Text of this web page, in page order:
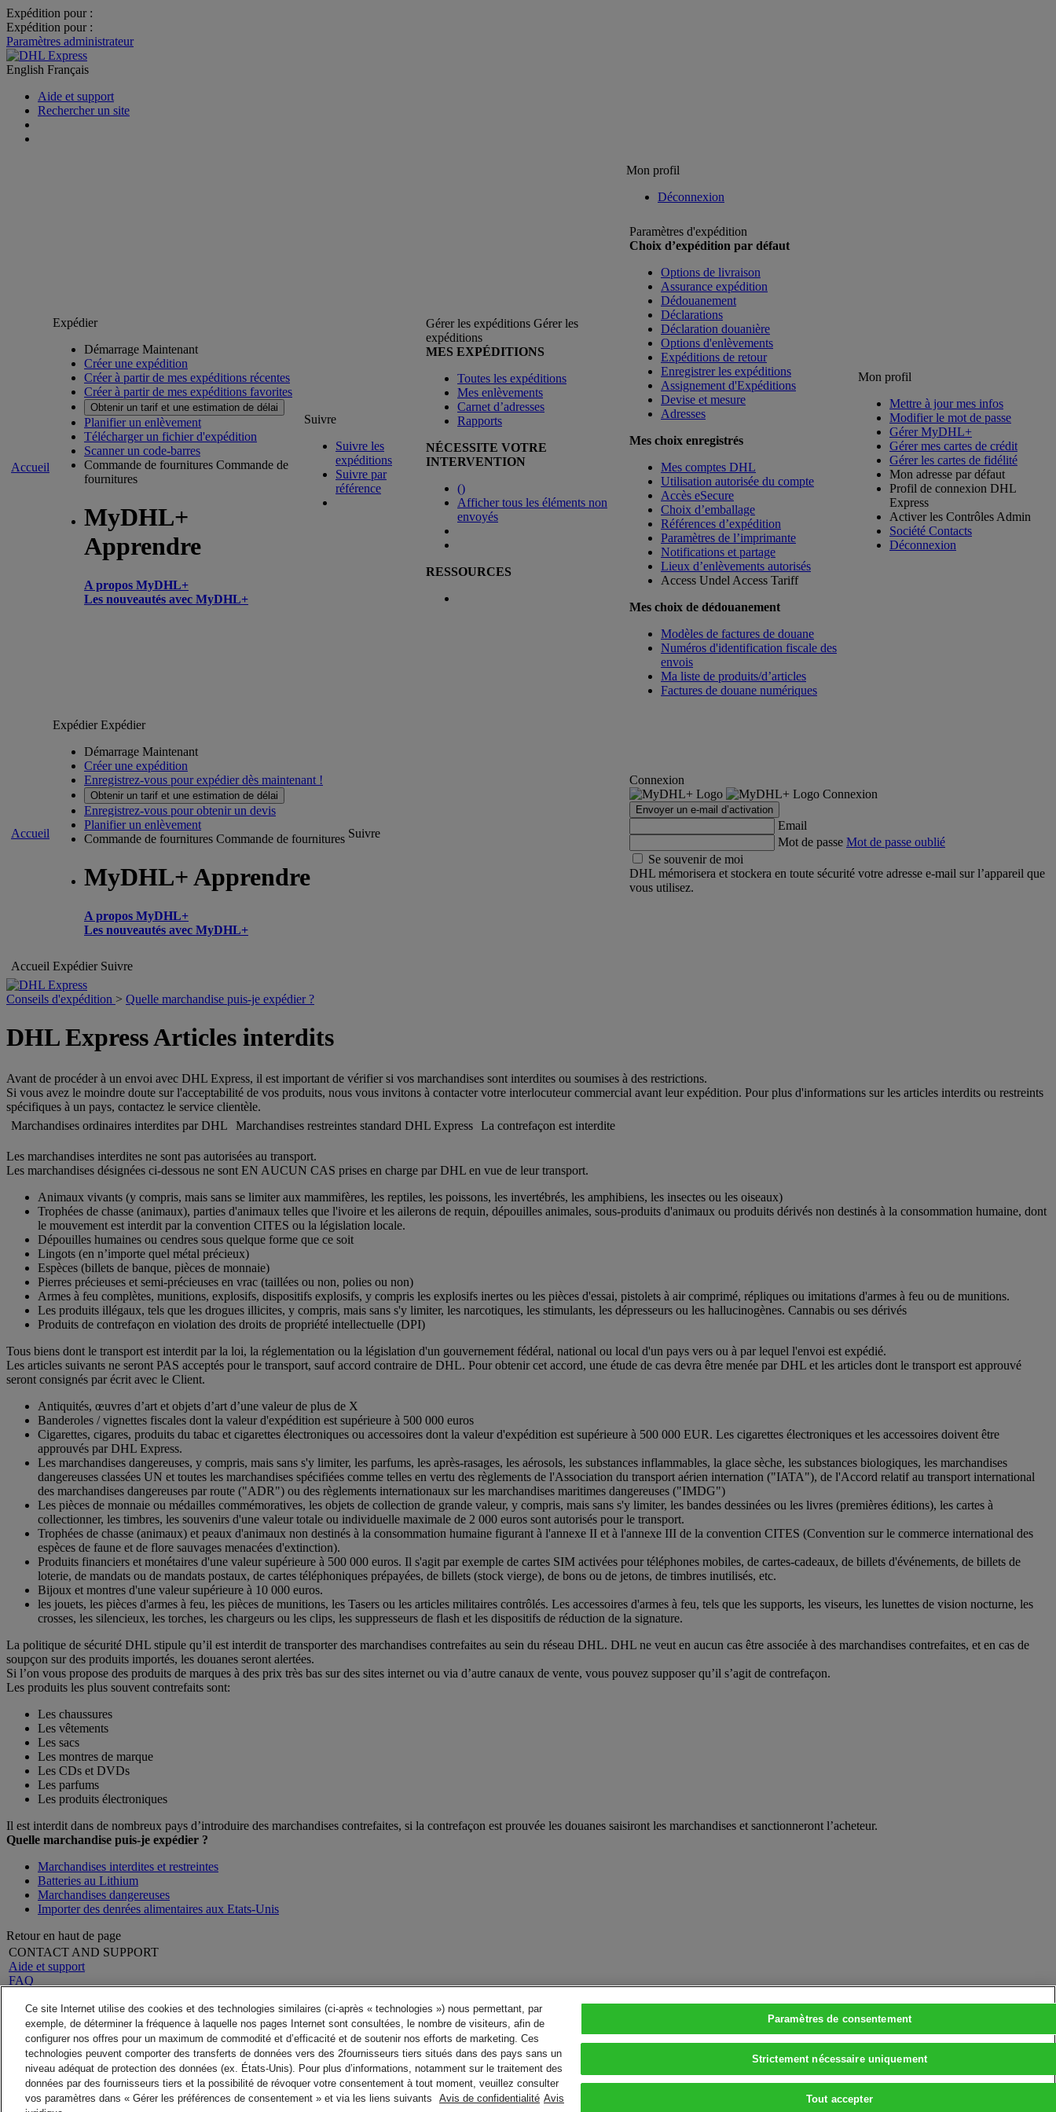
Expédition pour :
Expédition pour :
Paramètres administrateur
English Français
Aide et support
Rechercher un site
Mon profil
Déconnexion
Accueil
Expédier
Démarrage Maintenant
Créer une expédition
Créer à partir de mes expéditions récentes
Créer à partir de mes expéditions favorites
Obtenir un tarif et une estimation de délai
Planifier un enlèvement
Télécharger un fichier d'expédition
Scanner un code-barres
Commande de fournitures Commande de
fournitures
MyDHL+
Apprendre
A propos MyDHL+
Les nouveautés avec MyDHL+
Suivre
Suivre les
expéditions
Suivre par
référence
Gérer les expéditions Gérer les
expéditions
MES EXPÉDITIONS
Toutes les expéditions
Mes enlèvements
Carnet d’adresses
Rapports
NÉCESSITE VOTRE
INTERVENTION
()
Afficher tous les éléments non
envoyés
RESSOURCES
Paramètres d'expédition
Choix d’expédition par défaut
Options de livraison
Assurance expédition
Dédouanement
Déclarations
Déclaration douanière
Options d'enlèvements
Expéditions de retour
Enregistrer les expéditions
Assignement d'Expéditions
Devise et mesure
Adresses
Mes choix enregistrés
Mes comptes DHL
Utilisation autorisée du compte
Accès eSecure
Choix d’emballage
Références d’expédition
Paramètres de l’imprimante
Notifications et partage
Lieux d’enlèvements autorisés
Access Undel Access Tariff
Mes choix de dédouanement
Modèles de factures de douane
Numéros d'identification fiscale des
envois
Ma liste de produits/d’articles
Factures de douane numériques
Mon profil
Mettre à jour mes infos
Modifier le mot de passe
Gérer MyDHL+
Gérer mes cartes de crédit
Gérer les cartes de fidélité
Mon adresse par défaut
Profil de connexion DHL
Express
Activer les Contrôles Admin
Société Contacts
Déconnexion
Accueil
ExpédierExpédier
Démarrage Maintenant
Créer une expédition
Enregistrez-vous pour expédier dès maintenant !
Obtenir un tarif et une estimation de délai
Enregistrez-vous pour obtenir un devis
Planifier un enlèvement
Commande de fournitures Commande de fournitures
MyDHL+ Apprendre
A propos MyDHL+
Les nouveautés avec MyDHL+
Suivre
Connexion
Connexion
Envoyer un e-mail d’activation
Email
Mot de passe Mot de passe oublié
Se souvenir de moi
DHL mémorisera et stockera en toute sécurité votre adresse e-mail sur l’appareil que
vous utilisez.
Accueil Expédier Suivre
Conseils d'expédition > Quelle marchandise puis-je expédier ?
DHL Express Articles interdits
Avant de procéder à un envoi avec DHL Express, il est important de vérifier si vos marchandises sont interdites ou soumises à des restrictions.
Si vous avez le moindre doute sur l'acceptabilité de vos produits, nous vous invitons à contacter votre interlocuteur commercial avant leur expédition. Pour plus d'informations sur les articles interdits ou restreints
spécifiques à un pays, contactez le service clientèle.
Marchandises ordinaires interdites par DHL
Marchandises restreintes standard DHL Express La contrefaçon est interdite
Les marchandises interdites ne sont pas autorisées au transport.
Les marchandises désignées ci-dessous ne sont EN AUCUN CAS prises en charge par DHL en vue de leur transport.
Animaux vivants (y compris, mais sans se limiter aux mammifères, les reptiles, les poissons, les invertébrés, les amphibiens, les insectes ou les oiseaux)
Trophées de chasse (animaux), parties d'animaux telles que l'ivoire et les ailerons de requin, dépouilles animales, sous-produits d'animaux ou produits dérivés non destinés à la consommation humaine, dont
le mouvement est interdit par la convention CITES ou la législation locale.
Dépouilles humaines ou cendres sous quelque forme que ce soit
Lingots (en n’importe quel métal précieux)
Espèces (billets de banque, pièces de monnaie)
Pierres précieuses et semi-précieuses en vrac (taillées ou non, polies ou non)
Armes à feu complètes, munitions, explosifs, dispositifs explosifs, y compris les explosifs inertes ou les pièces d'essai, pistolets à air comprimé, répliques ou imitations d'armes à feu ou de munitions.
Les produits illégaux, tels que les drogues illicites, y compris, mais sans s'y limiter, les narcotiques, les stimulants, les dépresseurs ou les hallucinogènes. Cannabis ou ses dérivés
Produits de contrefaçon en violation des droits de propriété intellectuelle (DPI)
Tous biens dont le transport est interdit par la loi, la réglementation ou la législation d'un gouvernement fédéral, national ou local d'un pays vers ou à par lequel l'envoi est expédié.
Les articles suivants ne seront PAS acceptés pour le transport, sauf accord contraire de DHL. Pour obtenir cet accord, une étude de cas devra être menée par DHL et les articles dont le transport est approuvé
seront consignés par écrit avec le Client.
Antiquités, œuvres d’art et objets d’art d’une valeur de plus de X
Banderoles / vignettes fiscales dont la valeur d'expédition est supérieure à 500 000 euros
Cigarettes, cigares, produits du tabac et cigarettes électroniques ou accessoires dont la valeur d'expédition est supérieure à 500 000 EUR. Les cigarettes électroniques et les accessoires doivent être
approuvés par DHL Express.
Les marchandises dangereuses, y compris, mais sans s'y limiter, les parfums, les après-rasages, les aérosols, les substances inflammables, la glace sèche, les substances biologiques, les marchandises
dangereuses classées UN et toutes les marchandises spécifiées comme telles en vertu des règlements de l'Association du transport aérien internation ("IATA"), de l'Accord relatif au transport international
des marchandises dangereuses par route ("ADR") ou des règlements internationaux sur les marchandises maritimes dangereuses ("IMDG")
Les pièces de monnaie ou médailles commémoratives, les objets de collection de grande valeur, y compris, mais sans s'y limiter, les bandes dessinées ou les livres (premières éditions), les cartes à
collectionner, les timbres, les souvenirs d'une valeur totale ou individuelle maximale de 2 000 euros sont autorisés pour le transport.
Trophées de chasse (animaux) et peaux d'animaux non destinés à la consommation humaine figurant à l'annexe II et à l'annexe III de la convention CITES (Convention sur le commerce international des
espèces de faune et de flore sauvages menacées d'extinction).
Produits financiers et monétaires d'une valeur supérieure à 500 000 euros. Il s'agit par exemple de cartes SIM activées pour téléphones mobiles, de cartes-cadeaux, de billets d'événements, de billets de
loterie, de mandats ou de mandats postaux, de cartes téléphoniques prépayées, de billets (stock vierge), de bons ou de jetons, de timbres inutilisés, etc.
Bijoux et montres d'une valeur supérieure à 10 000 euros.
les jouets, les pièces d'armes à feu, les pièces de munitions, les Tasers ou les articles militaires contrôlés. Les accessoires d'armes à feu, tels que les supports, les viseurs, les lunettes de vision nocturne, les
crosses, les silencieux, les torches, les chargeurs ou les clips, les suppresseurs de flash et les dispositifs de réduction de la signature.
La politique de sécurité DHL stipule qu’il est interdit de transporter des marchandises contrefaites au sein du réseau DHL. DHL ne veut en aucun cas être associée à des marchandises contrefaites, et en cas de
soupçon sur des produits importés, les douanes seront alertées.
Si l’on vous propose des produits de marques à des prix très bas sur des sites internet ou via d’autre canaux de vente, vous pouvez supposer qu’il s’agit de contrefaçon.
Les produits les plus souvent contrefaits sont:
Les chaussures
Les vêtements
Les sacs
Les montres de marque
Les CDs et DVDs
Les parfums
Les produits électroniques
Il est interdit dans de nombreux pays d’introduire des marchandises contrefaites, si la contrefaçon est prouvée les douanes saisiront les marchandises et sanctionneront l’acheteur.
Quelle marchandise puis-je expédier ?
Marchandises interdites et restreintes
Batteries au Lithium
Marchandises dangereuses
Importer des denrées alimentaires aux Etats-Unis
Retour en haut de page
CONTACT AND SUPPORT
Aide et support
FAQ
Rechercher un site
LEGAL
Conditions générales
Garantie Remboursement
Avis de confidentialité
ALERTES
Alerte fraude
A propos de DHL
Presse
Carrières
Mention Légale
Ce site Internet utilise des cookies et des technologies similaires (ci-après « technologies ») nous permettant, par
exemple, de déterminer la fréquence à laquelle nos pages Internet sont consultées, le nombre de visiteurs, afin de
configurer nos offres pour un maximum de commodité et d’efficacité et de soutenir nos efforts de marketing. Ces
technologies peuvent comporter des transferts de données vers des 2fournisseurs tiers situés dans des pays sans un
niveau adéquat de protection des données (ex. États-Unis). Pour plus d’informations, notamment sur le traitement des
données par des fournisseurs tiers et la possibilité de révoquer votre consentement à tout moment, veuillez consulter
vos paramètres dans « Gérer les préférences de consentement » et via les liens suivants
Avis de confidentialité Avis
Paramètres de consentement
Strictement nécessaire uniquement
Tout accepter